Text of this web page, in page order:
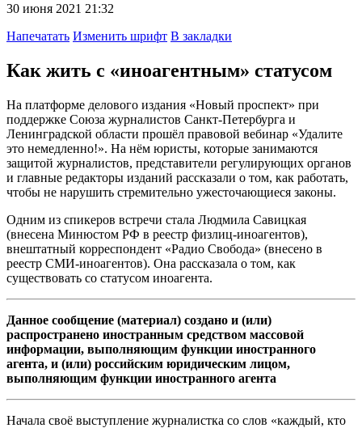
30 июня 2021 21:32
Напечатать Изменить шрифт В закладки
Как жить с «иноагентным» статусом
На платформе делового издания «Новый проспект» при
поддержке Союза журналистов Санкт-Петербурга и
Ленинградской области прошёл правовой вебинар «Удалите
это немедленно!». На нём юристы, которые занимаются
защитой журналистов, представители регулирующих органов
и главные редакторы изданий рассказали о том, как работать,
чтобы не нарушить стремительно ужесточающиеся законы.
Одним из спикеров встречи стала Людмила Савицкая
(внесена Минюстом РФ в реестр физлиц-иноагентов),
внештатный корреспондент «Радио Свобода» (внесено в
реестр СМИ-иноагентов). Она рассказала о том, как
существовать со статусом иноагента.
Данное сообщение (материал) создано и (или)
распространено иностранным средством массовой
информации, выполняющим функции иностранного
агента, и (или) российским юридическим лицом,
выполняющим функции иностранного агента
Начала своё выступление журналистка со слов «каждый, кто